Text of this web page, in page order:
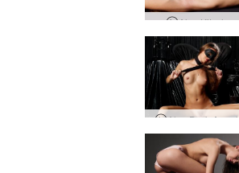
Alya Kitsch
Alya Dark Angel